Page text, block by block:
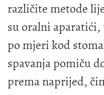
različite metode
su oralni aparatići,
po mjeri kod
spavanja pomiču
prema naprijed,